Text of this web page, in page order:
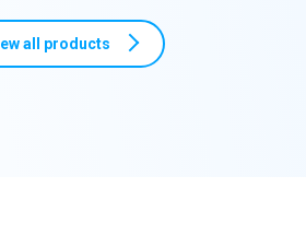
all products